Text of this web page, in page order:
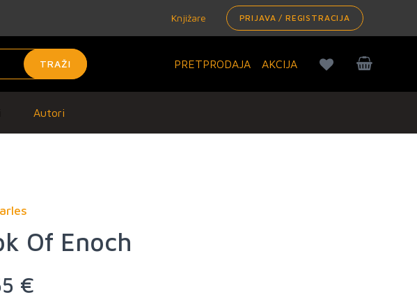
Knjižare PRIJAVA / REGISTRACIJA
TRAŽI PRETPRODAJA AKCIJA
Autori
Of Enoch
€